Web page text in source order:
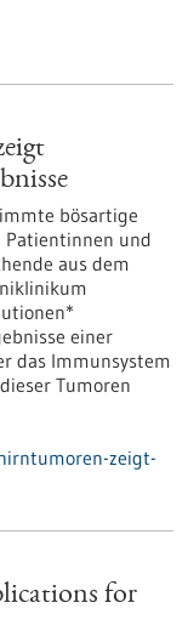
bösartige
und
aus dem
einer
das Immunsystem
Tumoren
zeigt-
for